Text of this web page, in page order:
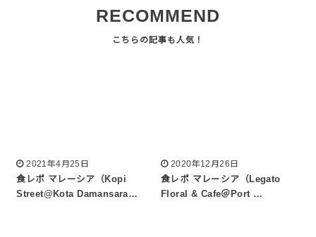
RECOMMEND
2021年4月25日
食レポ マレーシア（Kopi
Street@Kota Damansara…
2020年12月26日
食レポ マレーシア（Legato
Floral & Cafe＠Port …